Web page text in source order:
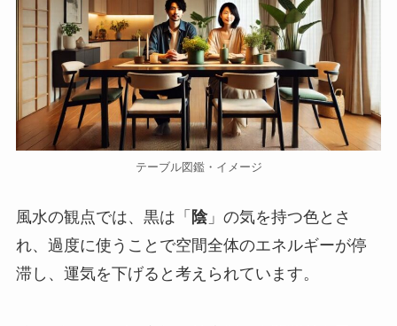
テーブル図鑑・イメージ
風水の観点では、黒は「 陰」の気を持つ色とさ
れ、過度に使うことで空間全体のエネルギーが停
滞し、運気を下げると考えられています。